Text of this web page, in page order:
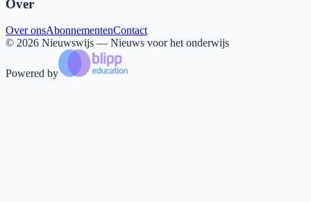
Over
Over onsAbonnementenContact
© 2026 Nieuwswijs — Nieuws voor het onderwijs
Powered by